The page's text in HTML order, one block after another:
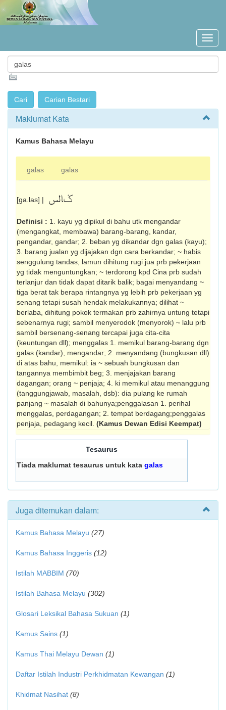
Maklumat Kata
Kamus Bahasa Melayu
galas galas
[ga.las] | ݢالس
Definisi : 1. kayu yg dipikul di bahu utk mengandar
(mengangkat, membawa) barang-barang, kandar,
pengandar, gandar; 2. beban yg dikandar dgn galas (kayu);
3. barang jualan yg dijajakan dgn cara berkandar; ~ habis
senggulung tandas, lamun dihitung rugi jua prb pekerjaan
yg tidak meng­untungkan; ~ terdorong kpd Cina prb sudah
terlanjur dan tidak dapat ditarik balik; bagai menyandang ~
tiga berat tak berapa rintangnya yg lebih prb pekerjaan yg
senang tetapi susah hendak melakukannya; dilihat ~
berlaba, dihitung pokok termakan prb zahir­nya untung tetapi
sebenarnya rugi; sambil menyerodok (menyorok) ~ lalu prb
sambil bersenang-senang tercapai juga cita-cita
(keuntungan dll); menggalas 1. memikul barang-barang dgn
galas (kandar), mengandar; 2. menyandang (bungkusan dll)
di atas bahu, memikul: ia ~ sebuah bungkusan dan
tangannya membimbit beg; 3. menjajakan barang
dagangan; orang ~ penjaja; 4. ki memikul atau me­nanggung
(tanggungjawab, masalah, dsb): dia pulang ke rumah
panjang ~ masalah di bahunya;penggalasan 1. perihal
menggalas, perda­gangan; 2. tempat berdagang;penggalas
penjaja, pedagang kecil. (Kamus Dewan Edisi Keempat)
Tesaurus
Tiada maklumat tesaurus untuk kata galas
Juga ditemukan dalam:
Kamus Bahasa Melayu (27)
Kamus Bahasa Inggeris (12)
Istilah MABBIM (70)
Istilah Bahasa Melayu (302)
Glosari Leksikal Bahasa Sukuan (1)
Kamus Sains (1)
Kamus Thai Melayu Dewan (1)
Daftar Istilah Industri Perkhidmatan Kewangan (1)
Khidmat Nasihat (8)